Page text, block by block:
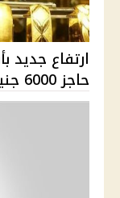
حاجز 6000 جنيه وسط مكاسب ع...